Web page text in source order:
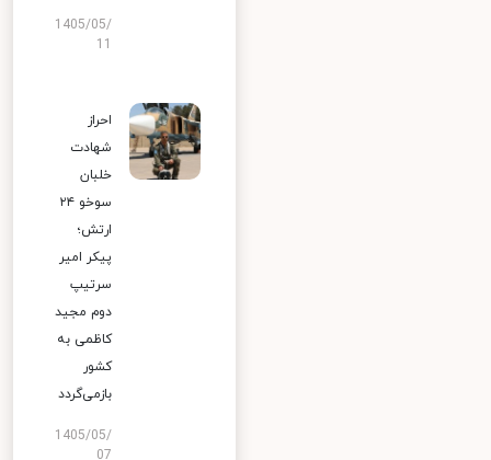
1405/05/
احراز
شهادت
خلبان
سوخو ۲۴
ارتش؛
پیکر امیر
سرتیپ
دوم مجید
کاظمی به
کشور
بازمی‌گردد
1405/05/
07